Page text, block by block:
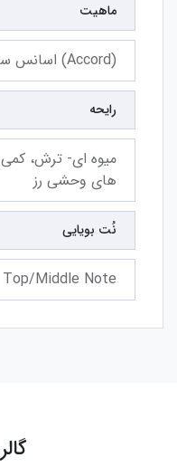
ماهیت
(Accord) اسانس سنتزی معطر غیر خوراکی
رایحه
میوه ای- ترش،
های وحشی رز
نُت بویایی
Top/Middle Note